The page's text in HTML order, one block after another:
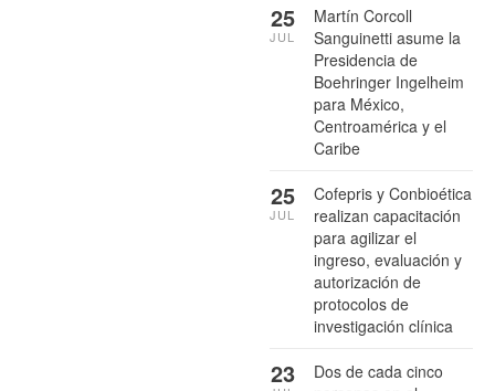
Martín Corcoll
Sanguinetti asume la
Presidencia de
Boehringer Ingelheim
para México,
Centroamérica y el
Caribe
25
JUL
Cofepris y Conbioética
realizan capacitación
para agilizar el
ingreso, evaluación y
autorización de
protocolos de
investigación clínica
25
JUL
Dos de cada cinco
23